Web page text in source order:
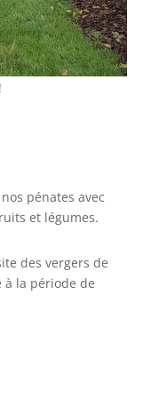
pénates avec
et légumes.
des vergers de
la période de